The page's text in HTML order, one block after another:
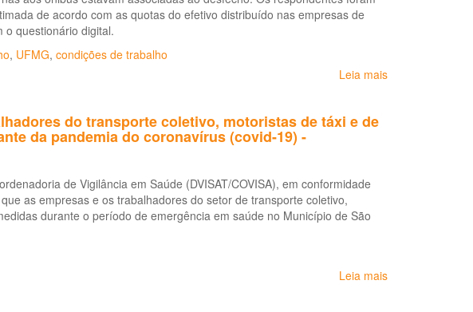
de acordo com as quotas do efetivo distribuído nas empresas de
o questionário digital.
, UFMG, condições de trabalho
Leia mais
do transporte coletivo, motoristas de táxi e de
da pandemia do coronavírus (covid-19) -
de Vigilância em Saúde (DVISAT/COVISA), em conformidade
as empresas e os trabalhadores do setor de transporte coletivo,
durante o período de emergência em saúde no Município de São
Leia mais